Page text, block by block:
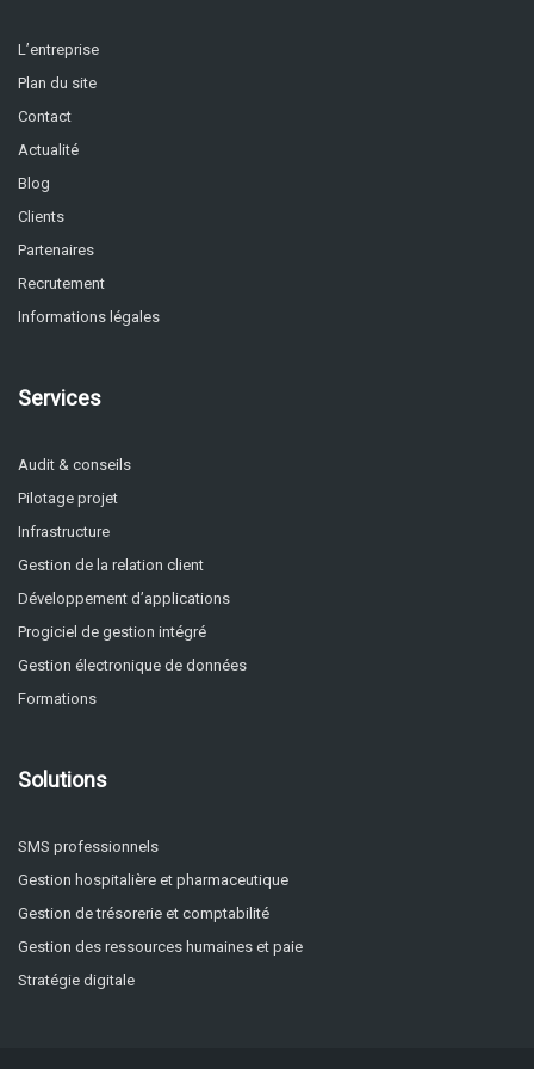
L’entreprise
Plan du site
Contact
Actualité
Blog
Clients
Partenaires
Recrutement
Informations légales
Services
Audit & conseils
Pilotage projet
Infrastructure
Gestion de la relation client
Développement d’applications
Progiciel de gestion intégré
Gestion électronique de données
Formations
Solutions
SMS professionnels
Gestion hospitalière et pharmaceutique
Gestion de trésorerie et comptabilité
Gestion des ressources humaines et paie
Stratégie digitale